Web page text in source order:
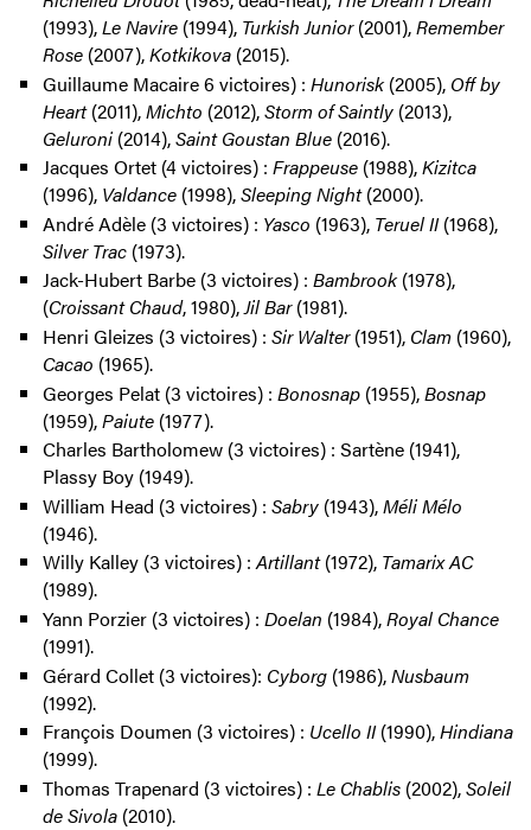
(1993),Le Navire(1994), Turkish Junior(2001),Remember
Rose(2007),Kotkikova (2015).
Guillaume Macaire 6 victoires) : Hunorisk(2005), Off by
Heart(2011),Michto (2012),Storm of Saintly(2013),
Geluroni (2014),Saint Goustan Blue (2016).
Jacques Ortet (4 victoires) : Frappeuse (1988),Kizitca
(1996), Valdance(1998),Sleeping Night(2000).
André Adèle (3 victoires) : Yasco (1963), Teruel II(1968),
Silver Trac(1973).
Jack-Hubert Barbe (3 victoires) : Bambrook(1978),
(Croissant Chaud, 1980),Jil Bar(1981).
Henri Gleizes (3 victoires) : Sir Walter(1951), Clam (1960),
Cacao (1965).
Georges Pelat (3 victoires) : Bonosnap(1955),Bosnap
(1959),Paiute(1977).
Charles Bartholomew (3 victoires) : Sartène (1941),
Plassy Boy (1949).
William Head (3 victoires) : Sabry (1943),Méli Mélo
(1946).
Willy Kalley (3 victoires) :Artillant(1972), Tamarix AC
(1989).
Yann Porzier (3 victoires) : Doelan (1984),Royal Chance
(1991).
Gérard Collet (3 victoires): Cyborg(1986),Nusbaum
(1992).
François Doumen (3 victoires) : Ucello II(1990),Hindiana
(1999).
Thomas Trapenard (3 victoires) : Le Chablis(2002),Soleil
de Sivola(2010).